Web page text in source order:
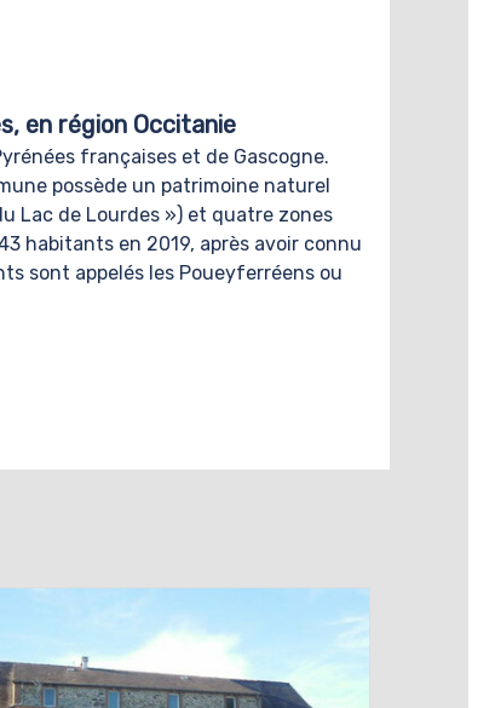
en région Occitanie
françaises et de Gascogne.
possède un patrimoine naturel
Lac de Lourdes ») et quatre zones
habitants en 2019, après avoir connu
sont appelés les Poueyferréens ou